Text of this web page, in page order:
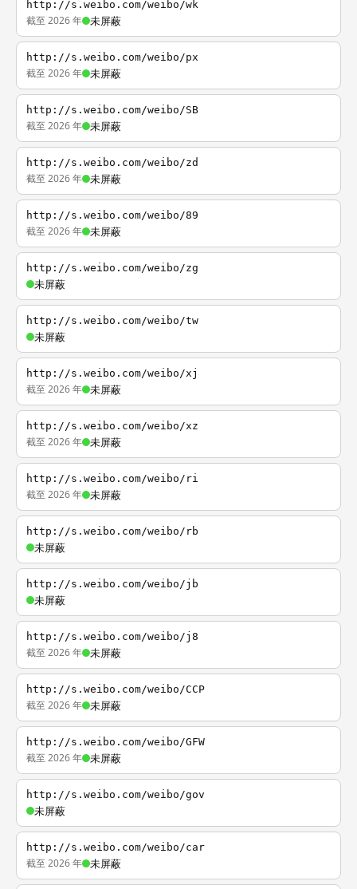
http://s.weibo.com/weibo/wk
截至 2026 年 未屏蔽
http://s.weibo.com/weibo/px
截至 2026 年 未屏蔽
http://s.weibo.com/weibo/SB
截至 2026 年 未屏蔽
http://s.weibo.com/weibo/zd
截至 2026 年 未屏蔽
http://s.weibo.com/weibo/89
截至 2026 年 未屏蔽
http://s.weibo.com/weibo/zg
未屏蔽
http://s.weibo.com/weibo/tw
未屏蔽
http://s.weibo.com/weibo/xj
截至 2026 年 未屏蔽
http://s.weibo.com/weibo/xz
截至 2026 年 未屏蔽
http://s.weibo.com/weibo/ri
截至 2026 年 未屏蔽
http://s.weibo.com/weibo/rb
未屏蔽
http://s.weibo.com/weibo/jb
未屏蔽
http://s.weibo.com/weibo/j8
截至 2026 年 未屏蔽
http://s.weibo.com/weibo/CCP
截至 2026 年 未屏蔽
http://s.weibo.com/weibo/GFW
截至 2026 年 未屏蔽
http://s.weibo.com/weibo/gov
未屏蔽
http://s.weibo.com/weibo/car
截至 2026 年 未屏蔽